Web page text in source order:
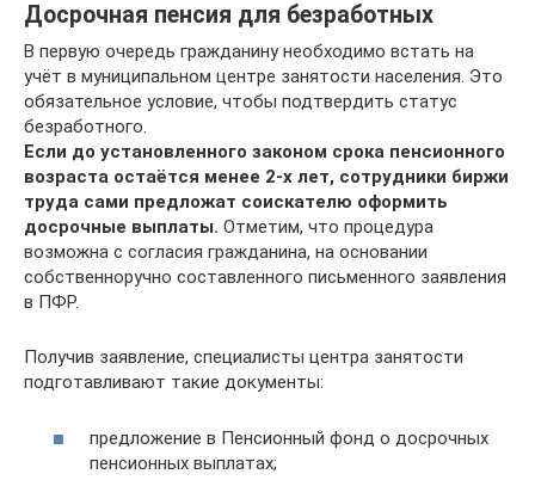
Досрочная пенсия для безработных
В первую очередь гражданину необходимо встать на
учёт в муниципальном центре занятости населения. Это
обязательное условие, чтобы подтвердить статус
безработного.
Если до установленного законом срока пенсионного
возраста остаётся менее 2-х лет, сотрудники биржи
труда сами предложат соискателю оформить
досрочные выплаты. Отметим, что процедура
возможна с согласия гражданина, на основании
собственноручно составленного письменного заявления
в ПФР.
Получив заявление, специалисты центра занятости
подготавливают такие документы:
предложение в Пенсионный фонд о досрочных
пенсионных выплатах;